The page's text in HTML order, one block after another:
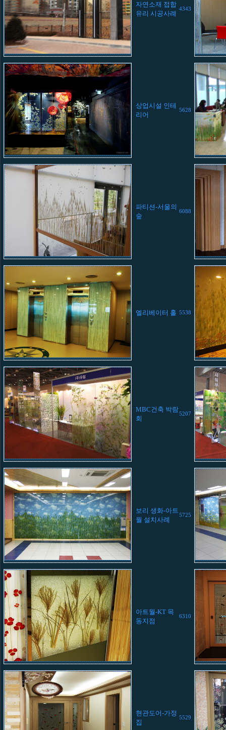
자연소재 접합
유리 시공사례
4343
상업시설 인테
리어
5628
파티션-서울의
숲
6088
엘리베이터 홀 5538
MBC건축 박람
회
5207
보리 생화-아트
월 설치사례
5725
아트월-KT 목
동지점
6310
현관도어-가정
집
5529